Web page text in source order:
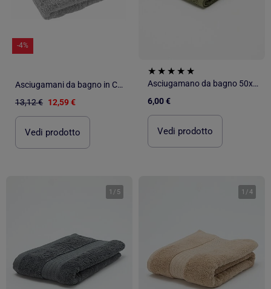
-4%
Asciugamani da bagno in Cotone PROMO LINGE
13,12 € 12,59 €
Vedi prodotto
Asciugamano da bagno 50x90 cm
6,00 €
Vedi prodotto
1 / 5 1 /4